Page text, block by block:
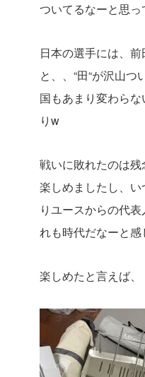
ついてるなーと思っ
日本の選手には、
と、、“田“が沢山
国もあまり変わら
りw
戦いに敗れたのは
楽しめましたし、
りユースからの代
れも時代だなーと感
楽しめたと言えば、